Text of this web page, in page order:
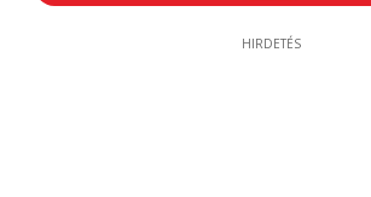
HIRDETÉS